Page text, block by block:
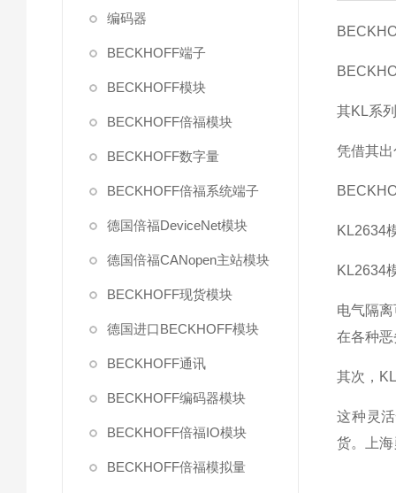
编码器
BECKHOFF端子
BECKHOFF模块
BECKHOFF倍福模块
BECKHOFF数字量
BECKHOFF倍福系统端子
德国倍福DeviceNet模块
德国倍福CANopen主站模块
BECKHOFF现货模块
德国进口BECKHOFF模块
BECKHOFF通讯
BECKHOFF编码器模块
BECKHOFF倍福IO模块
BECKHOFF倍福模拟量
其KL系
凭借其
KL2634
KL2634
电气隔
在各种
其次，
这种灵
货。上